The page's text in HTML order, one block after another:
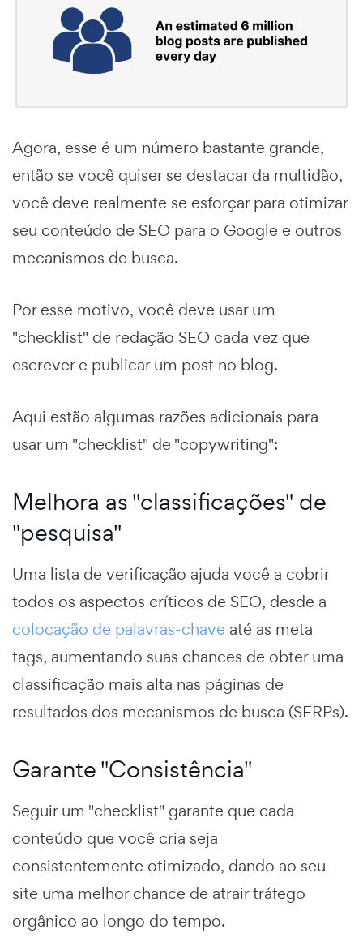
Agora, esse é um número bastante grande,
então se você quiser se destacar da multidão,
você deve realmente se esforçar para otimizar
seu conteúdo de SEO para o Google e outros
mecanismos de busca.
Por esse motivo, você deve usar um
"checklist" de redação SEO cada vez que
escrever e publicar um post no blog.
Aqui estão algumas razões adicionais para
usar um "checklist" de "copywriting":
Melhora as "classificações" de
"pesquisa"
Uma lista de verificação ajuda você a cobrir
todos os aspectos críticos de SEO, desde a
colocação de palavras-chave até as meta
tags, aumentando suas chances de obter uma
classificação mais alta nas páginas de
resultados dos mecanismos de busca (SERPs).
Garante "Consistência"
Seguir um "checklist" garante que cada
conteúdo que você cria seja
consistentemente otimizado, dando ao seu
site uma melhor chance de atrair tráfego
orgânico ao longo do tempo.